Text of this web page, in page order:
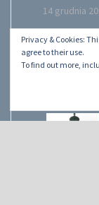
14 grudnia
Privacy & Cookies:
agree to their use.
To find out more,